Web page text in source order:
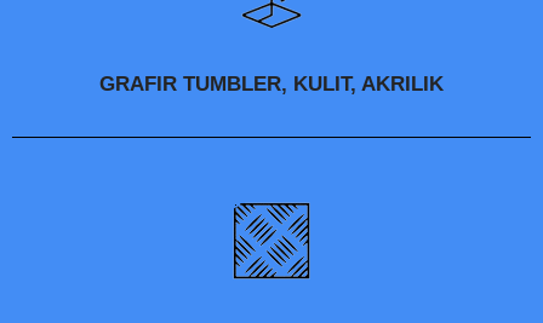
GRAFIR TUMBLER, KULIT, AKRILIK